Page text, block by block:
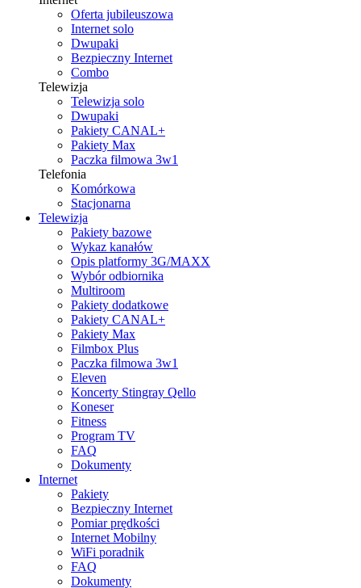
Oferta jubileuszowa
Internet solo
Dwupaki
Bezpieczny Internet
Combo
Telewizja
Telewizja solo
Dwupaki
Pakiety CANAL+
Pakiety Max
Paczka filmowa 3w1
Telefonia
Komórkowa
Stacjonarna
Telewizja
Pakiety bazowe
Wykaz kanałów
Opis platformy 3G/MAXX
Wybór odbiornika
Multiroom
Pakiety dodatkowe
Pakiety CANAL+
Pakiety Max
Filmbox Plus
Paczka filmowa 3w1
Eleven
Koncerty Stingray Qello
Koneser
Fitness
Program TV
FAQ
Dokumenty
Internet
Pakiety
Bezpieczny Internet
Pomiar prędkości
Internet Mobilny
WiFi poradnik
FAQ
Dokumenty